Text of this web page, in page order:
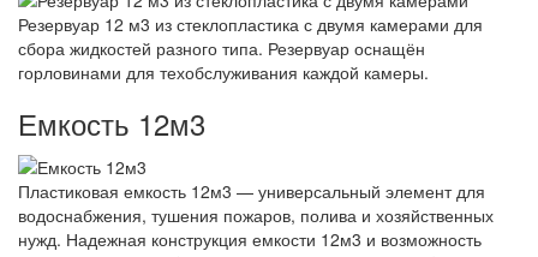
Резервуар 12 м3 из стеклопластика с двумя камерами для
сбора жидкостей разного типа. Резервуар оснащён
горловинами для техобслуживания каждой камеры.
Емкость 12м3
Пластиковая емкость 12м3 — универсальный элемент для
водоснабжения, тушения пожаров, полива и хозяйственных
нужд. Надежная конструкция емкости 12м3 и возможность